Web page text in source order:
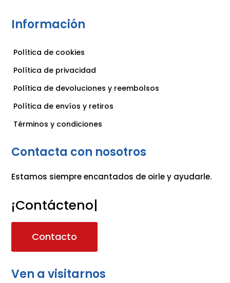
Información
Política de cookies
Política de privacidad
Política de devoluciones y reembolsos
Política de envíos y retiros
Términos y condiciones
Contacta con nosotros
Estamos siempre encantados de oirle y ayudarle.
¡Contáctenos
Contacto
Ven a visitarnos